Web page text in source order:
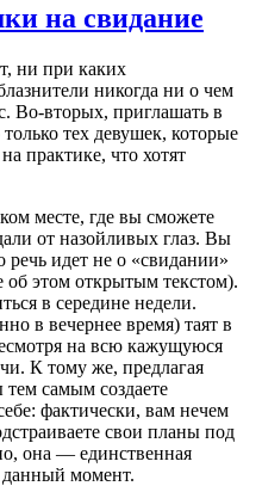
на свидание
ни при каких
никогда ни о чем
Во-вторых, приглашать в
тех девушек, которые
практике, что хотят
месте, где вы сможете
от назойливых глаз. Вы
речь идет не о «свидании»
об этом открытым текстом).
в середине недели.
в вечернее время) таят в
на всю кажущуюся
К тому же, предлагая
самым создаете
фактически, вам нечем
свои планы под
она — единственная
данный момент.